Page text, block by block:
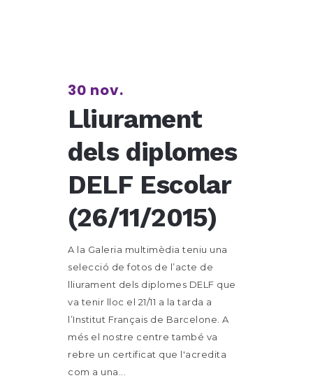
30 nov.
Lliurament
dels diplomes
DELF Escolar
(26/11/2015)
A la Galeria multimèdia teniu una
selecció de fotos de l’acte de
lliurament dels diplomes DELF que
va tenir lloc el 21/11 a la tarda a
l’Institut Français de Barcelone. A
més el nostre centre també va
rebre un certificat que l'acredita
com a una...